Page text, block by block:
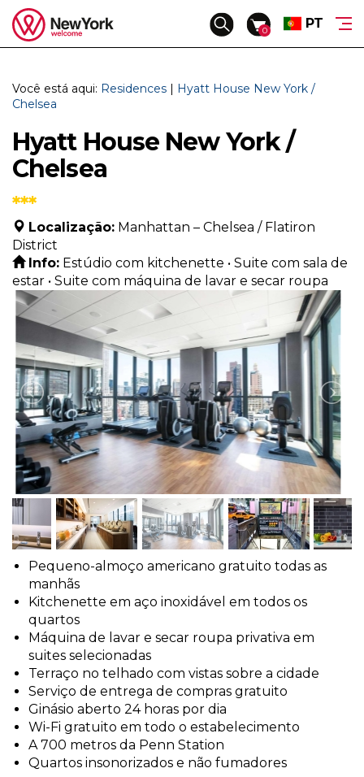
Nossa Signature Collection™
Passeios Privados a Pé™
Excursões Privadas e Personalizadas™
NYC Pacotes de férias™
Corporate & VIP™
Viagens em Grupo Acompanhadas
Circuitos acompanhados em ônibus
Concierge: Serviços Adicionais
Cruzeiros e Helicópteros
Ingressos para Museus + Passes Nova York
Espetáculos da Broadway
Noite e Vida Noturna
Cruzeiros e excursões de férias
A Linha Econômica
Excursões de um dia e estendidas
Visitas Guiadas pela Cidade y Turismo
Excursões de Bicicleta
PASSEIOS MAIS VENDIDOS
Passeio pela Cidade
Harlem e Coro Gospel
1 dia a Capital Washington
Cruzeiros de Iate com Buffet
CARTÃO PRESENTE
Véspera de Ano Novo
Easter
Transferências de Carro
Eventos
O que saber
Assistência Local
Hotéis
Toggle
0 PT
Você está aqui: Residences | Hyatt House New York /
Chelsea
Hyatt House New York /
Chelsea
***
Localização: Manhattan – Chelsea / Flatiron
District
Info: Estúdio com kitchenette • Suite com sala de
estar • Suite com máquina de lavar e secar roupa
Pequeno-almoço americano gratuito todas as
manhãs
Kitchenette em aço inoxidável em todos os
quartos
Máquina de lavar e secar roupa privativa em
suites selecionadas
Terraço no telhado com vistas sobre a cidade
Serviço de entrega de compras gratuito
Ginásio aberto 24 horas por dia
Wi-Fi gratuito em todo o estabelecimento
A 700 metros da Penn Station
Quartos insonorizados e não fumadores